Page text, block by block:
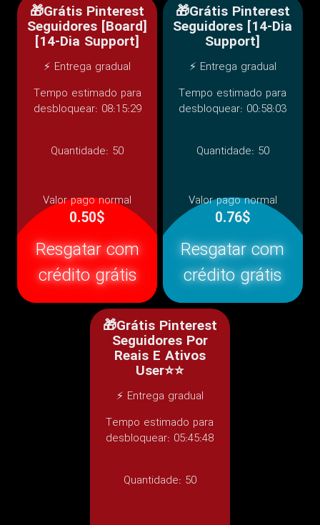
🎁Grátis Pinterest
Seguidores [Board]
[14-Dia Support]
⚡ Entrega gradual
Tempo estimado para
desbloquear: 08:15:29
Quantidade: 50
Valor pago normal
0.50$
Resgatar com
crédito grátis
🎁Grátis Pinterest
Seguidores [14-Dia
Support]
⚡ Entrega gradual
Tempo estimado para
desbloquear: 00:58:03
Quantidade: 50
Valor pago normal
0.76$
Resgatar com
crédito grátis
🎁Grátis Pinterest
Seguidores Por
Reais E Ativos
User⭐⭐
⚡ Entrega gradual
Tempo estimado para
desbloquear: 05:45:48
Quantidade: 50